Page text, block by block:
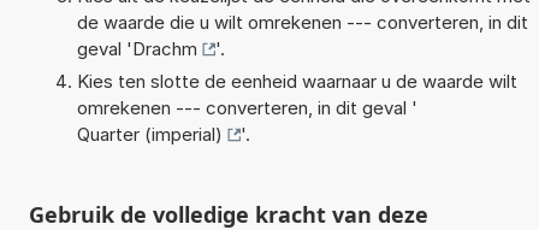
de waarde die u wilt omrekenen --- converteren, in dit
geval 'Drachm
'.
Kies ten slotte de eenheid waarnaar u de waarde wilt
omrekenen --- converteren, in dit geval '
Quarter (imperial)
'.
Gebruik de volledige kracht van deze